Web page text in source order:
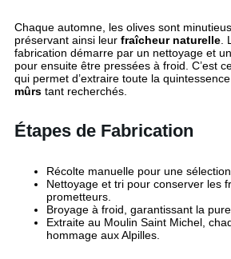
Chaque automne, les olives sont
préservant ainsi leur fraîcheur naturelle
fabrication démarre par un nettoyage et
pour ensuite être pressées à froid. C’est
qui permet d’extraire toute la
mûrs tant recherchés.
Étapes de Fabrication
Récolte manuelle pour une
Nettoyage et tri pour conserver les
prometteurs.
Broyage à froid, garantissant la
Extraite au Moulin Saint Michel,
hommage aux Alpilles.